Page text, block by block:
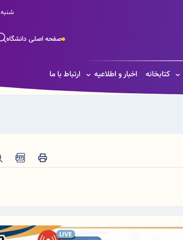
شنبه 17 مرداد 1405
صفحه اصلی دانشگاه
کتابخانه اخبار و اطلاعیه ارتباط با ما